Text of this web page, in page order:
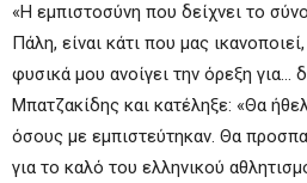
«Η εμπιστοσύνη που δείχνει το
Πάλη, είναι κάτι που μας
φυσικά μου ανοίγει την όρεξη
Μπατζακίδης και κατέληξε: «Θα
όσους με εμπιστεύτηκαν. Θα
για το καλό του ελληνικού